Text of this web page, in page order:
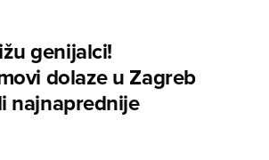
genijalci!
dolaze u Zagreb
najnaprednije